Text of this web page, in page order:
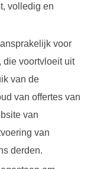
volledig en
voor
die voortvloeit uit
van de
van offertes van
van
van
derden.